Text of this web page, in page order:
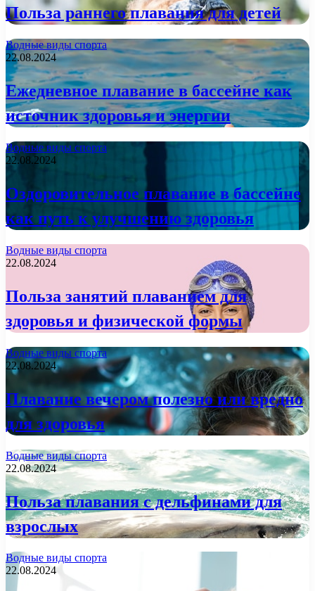
Польза раннего плавания для детей
Водные виды спорта
22.08.2024
Ежедневное плавание в бассейне как
источник здоровья и энергии
Водные виды спорта
22.08.2024
Оздоровительное плавание в бассейне
как путь к улучшению здоровья
Водные виды спорта
22.08.2024
Польза занятий плаванием для
здоровья и физической формы
Водные виды спорта
22.08.2024
Плавание вечером полезно или вредно
для здоровья
Водные виды спорта
22.08.2024
Польза плавания с дельфинами для
взрослых
Водные виды спорта
22.08.2024